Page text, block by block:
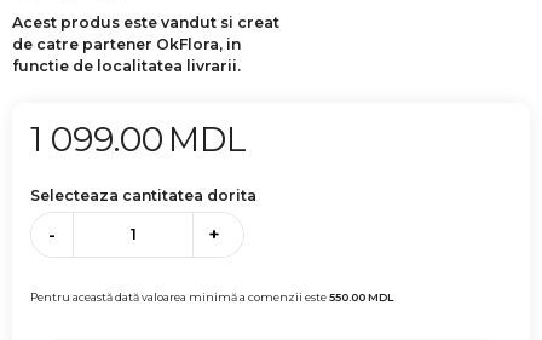
Acest produs este vandut si creat
de catre partener OkFlora, in
functie de localitatea livrarii.
1 099.00 MDL
Selecteaza cantitatea dorita
- +
Pentru această dată valoarea minimă a comenzii este550.00MDL